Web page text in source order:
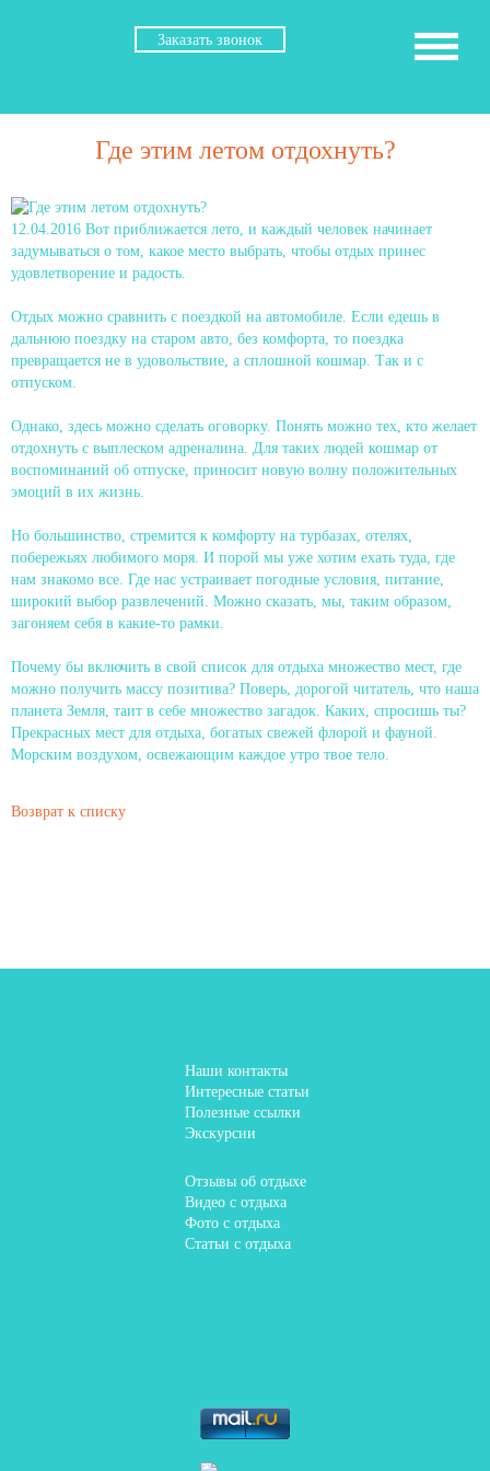
Заказать звонок
Где этим летом отдохнуть?
12.04.2016 Вот приближается лето, и каждый человек начинает
задумываться о том, какое место выбрать, чтобы отдых принес
удовлетворение и радость.
Отдых можно сравнить с поездкой на автомобиле. Если едешь в
дальнюю поездку на старом авто, без комфорта, то поездка
превращается не в удовольствие, а сплошной кошмар. Так и с
отпуском.
Однако, здесь можно сделать оговорку. Понять можно тех, кто желает
отдохнуть с выплеском адреналина. Для таких людей кошмар от
воспоминаний об отпуске, приносит новую волну положительных
эмоций в их жизнь.
Но большинство, стремится к комфорту на турбазах, отелях,
побережьях любимого моря. И порой мы уже хотим ехать туда, где
нам знакомо все. Где нас устраивает погодные условия, питание,
широкий выбор развлечений. Можно сказать, мы, таким образом,
загоняем себя в какие-то рамки.
Почему бы включить в свой список для отдыха множество мест, где
можно получить массу позитива? Поверь, дорогой читатель, что наша
планета Земля, таит в себе множество загадок. Каких, спросишь ты?
Прекрасных мест для отдыха, богатых свежей флорой и фауной.
Морским воздухом, освежающим каждое утро твое тело.
Возврат к списку
Наши контакты
Интересные статьи
Полезные ссылки
Экскурсии
Отзывы об отдыхе
Видео с отдыха
Фото с отдыха
Статьи с отдыха